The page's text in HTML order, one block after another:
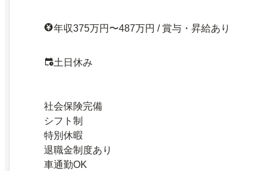
年収375万円〜487万円 / 賞与・昇給あり
土日休み
社会保険完備
シフト制
特別休暇
退職金制度あり
車通勤OK